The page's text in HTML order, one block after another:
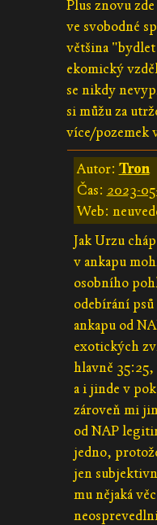
Plus znovu
ve svobodné
většina
ekomický
se nikdy
si můžu za
více/pozemek
Autor: Tron
Čas: 2023-
Web:
Jak Urzu
v ankapu
osobního
odebírání
ankapu od
exotických
hlavně
a i jinde v
zároveň mi
od NAP
jedno,
jen
mu nějaká